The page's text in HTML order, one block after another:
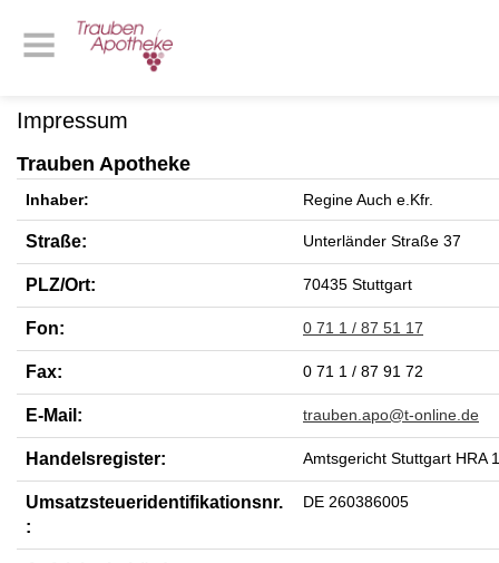
Impressum
Trauben Apotheke
Inhaber: Regine Auch e.Kfr.
Straße: Unterländer Straße 37
PLZ/Ort: 70435 Stuttgart
Fon: 0 71 1 / 87 51 17
Fax: 0 71 1 / 87 91 72
E-Mail: trauben.apo@t-online.de
Handelsregister: Amtsgericht Stuttgart HRA
Umsatzsteueridentifikationsnr.
:
DE 260386005